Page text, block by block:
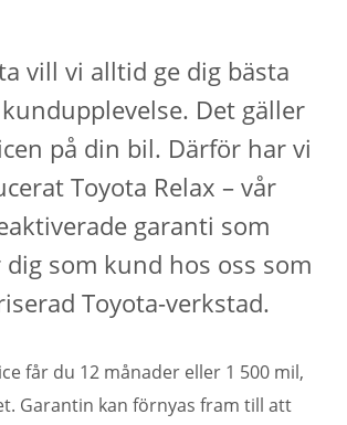
vill vi alltid ge dig bästa
Det gäller
på din bil. Därför har vi
Toyota Relax – vår
garanti som
som kund hos oss som
Toyota-verkstad.
får du 12 månader eller 1 500 mil,
Garantin kan förnyas fram till att